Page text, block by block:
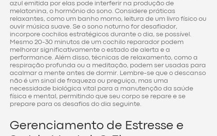
azul emitida por elas pode interferir na produção de
melatonina, o hormônio do sono. Considere práticas
relaxantes, como um banho morno, leitura de um livro físico ou
ouvir música suave. Se o sono noturno for desafiador,
incorpore cochilos estratégicos durante o dia, se possível.
Mesmo 20-30 minutos de um cochilo reparador podem
melhorar significativamente o estado de alerta e a
performance. Além disso, técnicas de relaxamento, como a
respiração profunda ou a meditação, podem ser usadas para
acalmar a mente antes de dormir. Lembre-se que o descanso
não é um sinal de fraqueza ou preguiça, mas uma
necessidade biológica vital para a manutenção da saúde
física e mental, permitindo que seu corpo se repare e se
prepare para os desafios do dia seguinte.
Gerenciamento de Estresse e